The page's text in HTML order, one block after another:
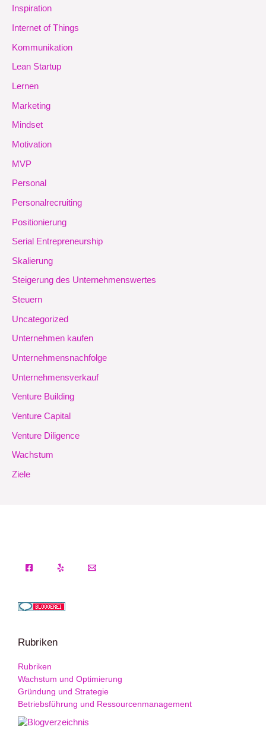
Inspiration
Internet of Things
Kommunikation
Lean Startup
Lernen
Marketing
Mindset
Motivation
MVP
Personal
Personalrecruiting
Positionierung
Serial Entrepreneurship
Skalierung
Steigerung des Unternehmenswertes
Steuern
Uncategorized
Unternehmen kaufen
Unternehmensnachfolge
Unternehmensverkauf
Venture Building
Venture Capital
Venture Diligence
Wachstum
Ziele
Rubriken
Rubriken
Wachstum und Optimierung
Gründung und Strategie
Betriebsführung und Ressourcenmanagement